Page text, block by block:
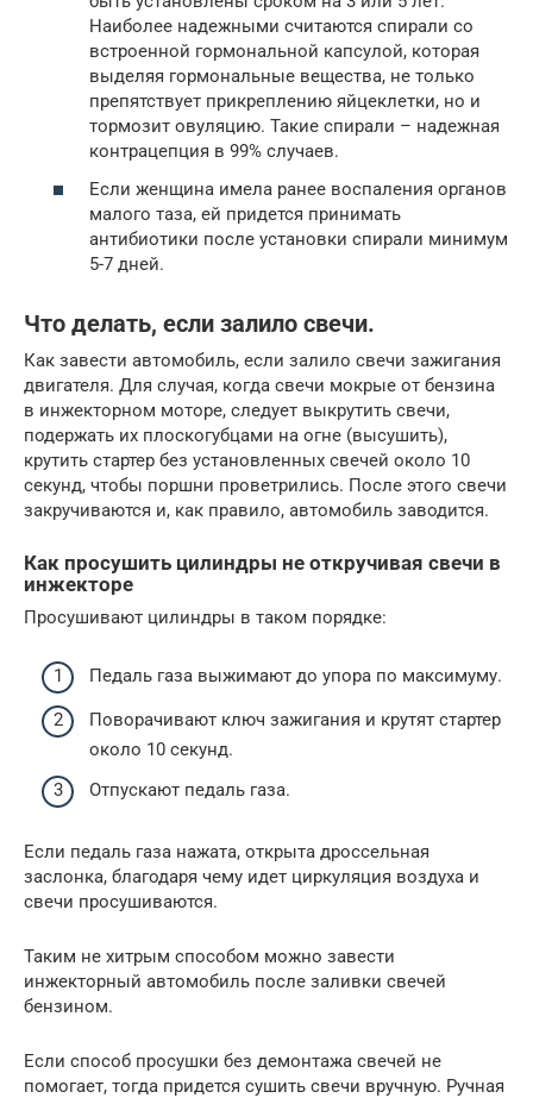
Наиболее надежными считаются спирали со
встроенной гормональной капсулой, которая
выделяя гормональные вещества, не только
препятствует прикреплению яйцеклетки, но и
тормозит овуляцию. Такие спирали – надежная
контрацепция в 99% случаев.
Если женщина имела ранее воспаления органов
малого таза, ей придется принимать
антибиотики после установки спирали минимум
5-7 дней.
Что делать, если залило свечи.
Как завести автомобиль, если залило свечи зажигания
двигателя. Для случая, когда свечи мокрые от бензина
в инжекторном моторе, следует выкрутить свечи,
подержать их плоскогубцами на огне (высушить),
крутить стартер без установленных свечей около 10
секунд, чтобы поршни проветрились. После этого свечи
закручиваются и, как правило, автомобиль заводится.
Как просушить цилиндры не откручивая свечи в
инжекторе
Просушивают цилиндры в таком порядке:
Педаль газа выжимают до упора по максимуму.
Поворачивают ключ зажигания и крутят стартер
около 10 секунд.
Отпускают педаль газа.
Если педаль газа нажата, открыта дроссельная
заслонка, благодаря чему идет циркуляция воздуха и
свечи просушиваются.
Таким не хитрым способом можно завести
инжекторный автомобиль после заливки свечей
бензином.
Если способ просушки без демонтажа свечей не
помогает, тогда придется сушить свечи вручную. Ручная